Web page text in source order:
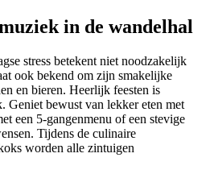
in de wandelhal
stress betekent niet noodzakelijk
ook bekend om zijn smakelijke
en bieren. Heerlijk feesten is
Geniet bewust van lekker eten met
een 5-gangenmenu of een stevige
Tijdens de culinaire
worden alle zintuigen